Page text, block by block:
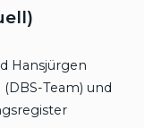
Hansjürgen
Team) und